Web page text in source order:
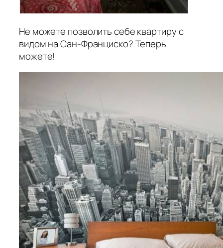
Не можете позволить себе квартиру с
видом на Сан-Франциско? Теперь
можете!